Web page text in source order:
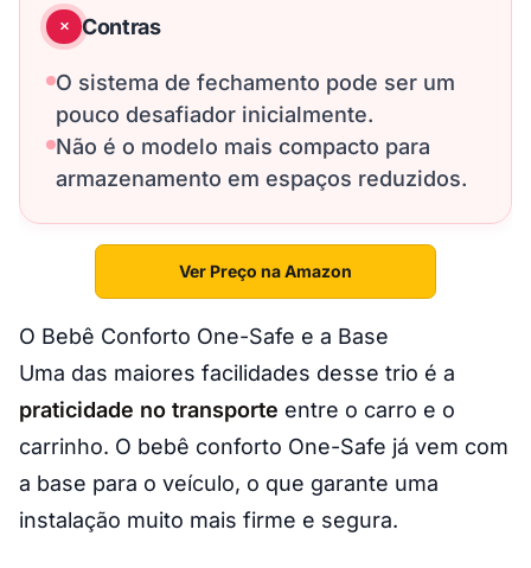
Contras
O sistema de fechamento pode ser um
pouco desafiador inicialmente.
Não é o modelo mais compacto para
armazenamento em espaços reduzidos.
Ver Preço na Amazon
O Bebê Conforto One-Safe e a Base
Uma das maiores facilidades desse trio é a
praticidade no transporte entre o carro e o
carrinho. O bebê conforto One-Safe já vem com
a base para o veículo, o que garante uma
instalação muito mais firme e segura.